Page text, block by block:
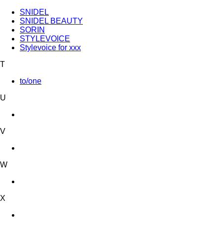
SNIDEL
SNIDEL BEAUTY
SORIN
STYLEVOICE
Stylevoice for xxx
T
to/one
U
V
W
X